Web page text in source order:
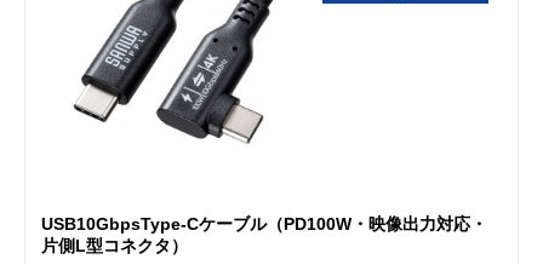
USB10GbpsType-Cケーブル（PD100W・映像出力対応・
片側L型コネクタ）